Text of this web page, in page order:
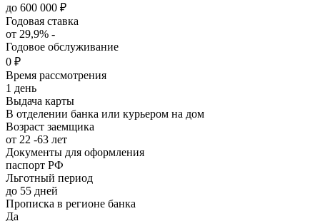
до 600 000 ₽
Годовая ставка
от 29,9% -
Годовое обслуживание
0 ₽
Время рассмотрения
1 день
Выдача карты
В отделении банка или курьером на дом
Возраст заемщика
от 22 -63 лет
Документы для оформления
паспорт РФ
Льготный период
до 55 дней
Прописка в регионе банка
Да